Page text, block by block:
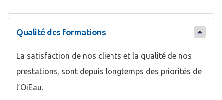
Qualité des formations
La satisfaction de nos clients et la qualité de nos
prestations, sont depuis longtemps des priorités de
l’OiEau.